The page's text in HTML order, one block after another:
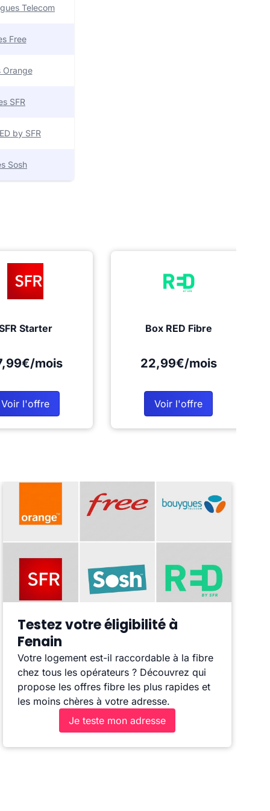
Telecom
Free
Orange
SFR
by SFR
Sosh
Starter
mois
Voir l'offre
Box RED Fibre
22,99€/mois
Voir l'offre
Testez votre éligibilité à
Fenain
Votre logement est-il raccordable à la fibre
chez tous les opérateurs ? Découvrez qui
propose les offres fibre les plus rapides et
les moins chères à votre adresse.
Je teste mon adresse